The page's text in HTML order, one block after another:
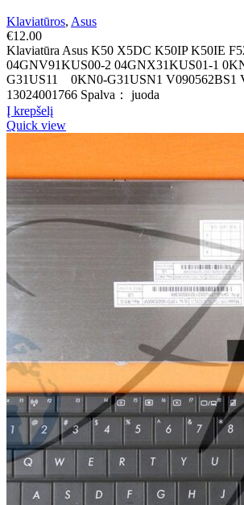
Klaviatūros, Asus
€12.00
Klaviatūra Asus K50 X5DC K50IP K50IE
04GNV91KUS00-2 04GNX31KUS01-1
G31US11 0KN0-G31USN1 V090562BS1
13024001766 Spalva： juoda
Į krepšelį
Quick view